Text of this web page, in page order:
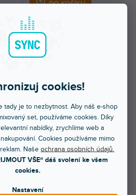
cookies!
tady je to nezbytnost. Aby náš e-shop
set, používáme cookies. Díky
nabídky, zrychlíme web a
Cookies používáme mimo
Naše ochrana osobních údajů.
VŠE“ dáš svolení ke všem
cookies.
Nastavení
DO KOŠÍKU
ks)
KSX3
Skladem na prodejně(1 ks)
Stabilní kovový stojan na
klávesy, syntezátory nebo